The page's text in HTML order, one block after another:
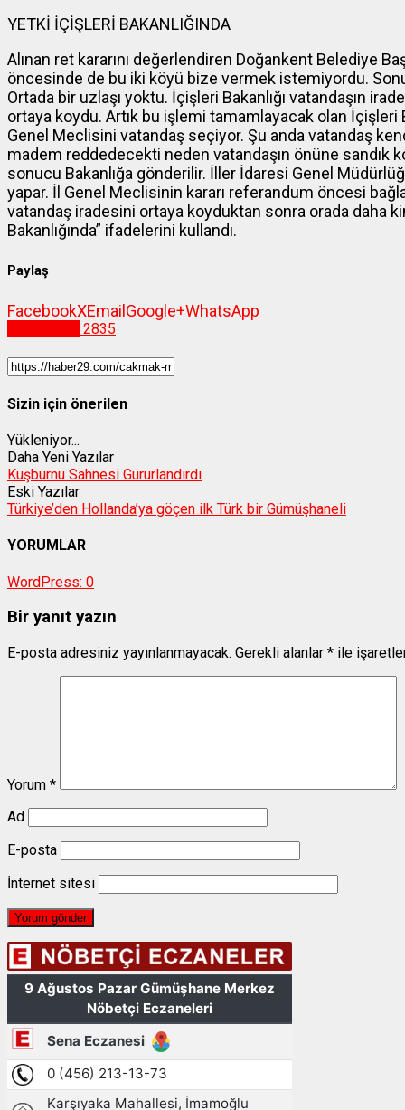
YETKİ İÇİŞLERİ BAKANLIĞINDA
Alınan ret kararını değerlendiren Doğankent Belediye
öncesinde de bu iki köyü bize vermek istemiyordu.
Ortada bir uzlaşı yoktu. İçişleri Bakanlığı vatandaşın
ortaya koydu. Artık bu işlemi tamamlayacak olan İçişleri
Genel Meclisini vatandaş seçiyor. Şu anda vatandaş
madem reddedecekti neden vatandaşın önüne sandık
sonucu Bakanlığa gönderilir. İller İdaresi Genel
yapar. İl Genel Meclisinin kararı referandum öncesi
vatandaş iradesini ortaya koyduktan sonra orada daha
Bakanlığında” ifadelerini kullandı.
Paylaş
FacebookXEmail Google+WhatsApp
2835
Sizin için önerilen
Yükleniyor...
Daha Yeni Yazılar
Kuşburnu Sahnesi Gururlandırdı
Eski Yazılar
Türkiye’den Hollanda’ya göçen ilk Türk bir Gümüşhaneli
YORUMLAR
WordPress: 0
Bir yanıt yazın
E-posta adresiniz yayınlanmayacak. Gerekli alanlar * ile
Yorum *
Ad
E-posta
İnternet sitesi